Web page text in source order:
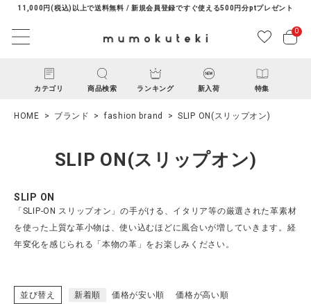
11,000円(税込)以上で送料無料 / 新規会員登録ですぐ使える500円分ptプレゼント
0
カテゴリ 商品検索 ランキング 新入荷 特集
ACCOUNT MENU
ようこそ ゲスト 様
HOME ブランド fashion brand SLIP ON(スリップオン)
SLIP ON(スリップオン)
SLIP ON
「SLIP-ON スリップオン」の手がける、イタリア等の厳選された革素材
を使った上質な革小物は、使い込むほどに風合いが増していきます。経
年変化を感じられる「本物の革」をお楽しみください。
並び替え 新着順 価格が安い順 価格が高い順